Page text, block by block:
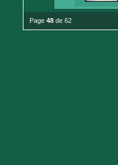
Page 48 de 62